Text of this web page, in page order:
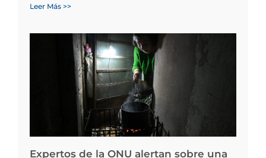
Leer Más >>
Expertos de la ONU alertan sobre una